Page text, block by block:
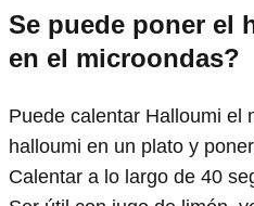
Se puede poner el
en el microondas?
Puede calentar Halloumi el
halloumi en un plato y
Calentar a lo largo de 40